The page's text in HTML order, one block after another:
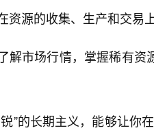
资源的收集、生产和交易
解市场行情，掌握稀有资
”的长期主义，能够让你